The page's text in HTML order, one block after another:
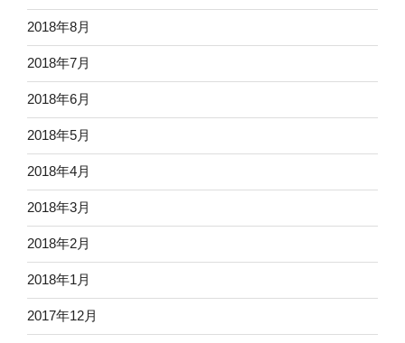
2018年8月
2018年7月
2018年6月
2018年5月
2018年4月
2018年3月
2018年2月
2018年1月
2017年12月